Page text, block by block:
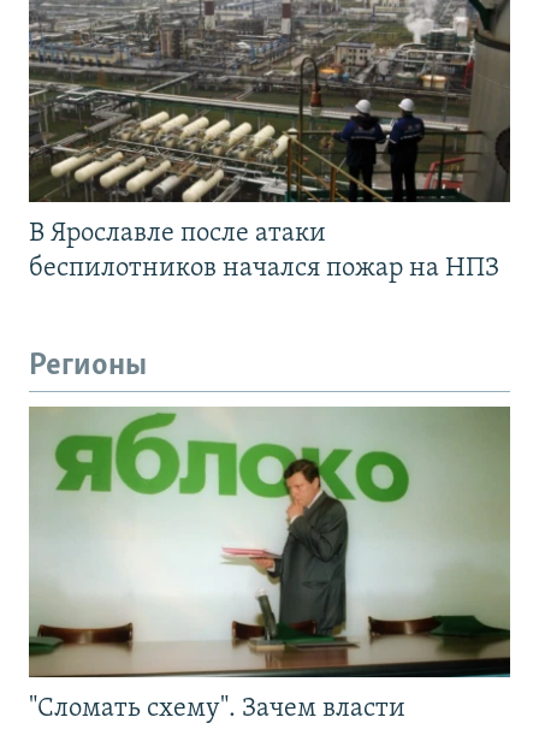
В Ярославле после атаки
беспилотников начался пожар на НПЗ
Регионы
"Сломать схему". Зачем власти